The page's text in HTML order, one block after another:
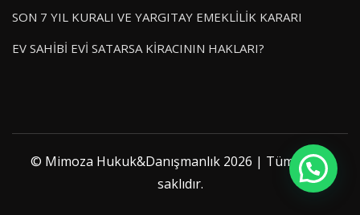
SON 7 YIL KURALI VE YARGITAY EMEKLİLİK KARARI
EV SAHİBİ EVİ SATARSA KİRACININ HAKLARI?
© Mimoza Hukuk&Danışmanlık 2026 | Tüm hakkı
saklıdır.